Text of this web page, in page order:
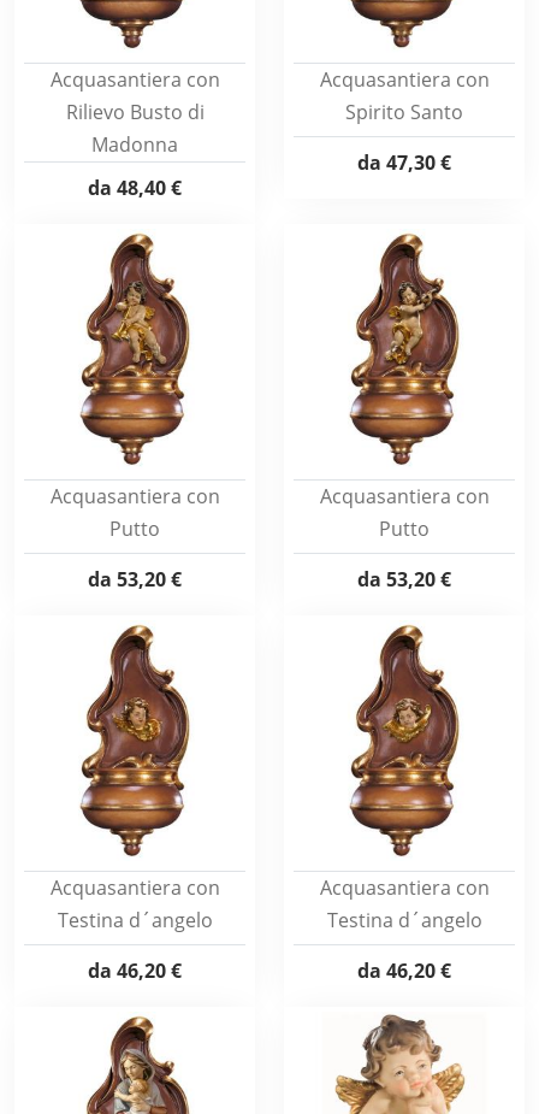
Acquasantiera con
Rilievo Busto di
Madonna
da 48,40 €
Acquasantiera con
Spirito Santo
da 47,30 €
Acquasantiera con
Putto
da 53,20 €
Acquasantiera con
Putto
da 53,20 €
Acquasantiera con
Testina d´angelo
da 46,20 €
Acquasantiera con
Testina d´angelo
da 46,20 €